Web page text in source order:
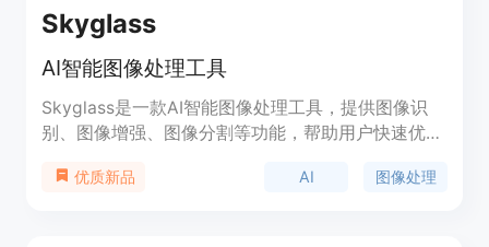
Skyglass
AI智能图像处理工具
Skyglass是一款AI智能图像处理工具，提供图像识
别、图像增强、图像分割等功能，帮助用户快速优化
用户和企业用户，定位于提供高效、简单易用的图像
优质新品 AI 图像处理